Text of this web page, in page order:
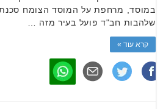
במוסד, מרחפת על המוסד הצומח
שלהבות חב"ד פועל בעיר מזה …
קרא עוד »